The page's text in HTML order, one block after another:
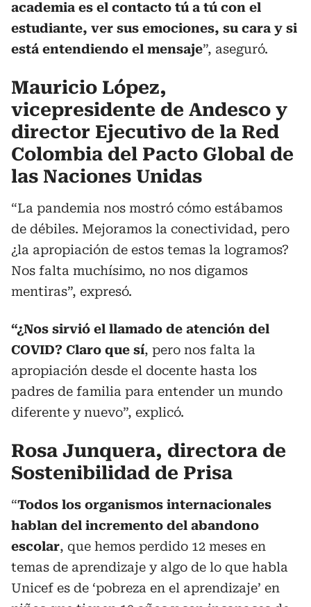
academia es el contacto tú a tú con el
estudiante, ver sus emociones, su cara y si
está entendiendo el mensaje”, aseguró.
Mauricio López,
vicepresidente de Andesco y
director Ejecutivo de la Red
Colombia del Pacto Global de
las Naciones Unidas
“La pandemia nos mostró cómo estábamos
de débiles. Mejoramos la conectividad, pero
¿la apropiación de estos temas la logramos?
Nos falta muchísimo, no nos digamos
mentiras”, expresó.
“¿Nos sirvió el llamado de atención del
COVID? Claro que sí, pero nos falta la
apropiación desde el docente hasta los
padres de familia para entender un mundo
diferente y nuevo”, explicó.
Rosa Junquera, directora de
Sostenibilidad de Prisa
“Todos los organismos internacionales
hablan del incremento del abandono
escolar, que hemos perdido 12 meses en
temas de aprendizaje y algo de lo que habla
Unicef es de ‘pobreza en el aprendizaje’ en